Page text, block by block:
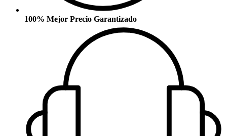
100% Mejor Precio Garantizado